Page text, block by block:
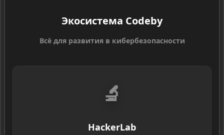
Экосистема Codeby
Всё для развития в кибербезопасности
🔬
HackerLab